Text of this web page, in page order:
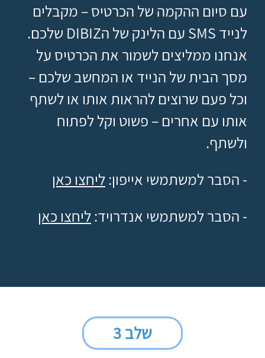
עם סיום ההקמה של הכרטיס – מקבלים
לנייד SMS עם הלינק של הDIBIZ שלכם.
אנחנו ממליצים לשמור את הכרטיס על
מסך הבית של הנייד או המחשב שלכם –
וכל פעם שרוצים להראות אותו או לשתף
אותו עם אחרים – פשוט וקל לפתוח
ולשתף.
- הסבר למשתמשי אייפון:ליחצו כאן
- הסבר למשתמשי אנדרויד:ליחצו כאן
שלב 3